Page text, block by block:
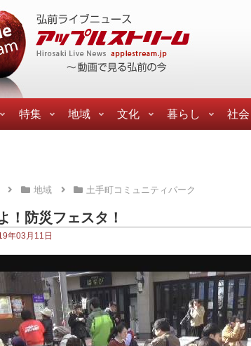
特集 地域 文化 暮らし 社会
地域 土手町コミュニティパーク
！防災フェスタ！
年03月11日